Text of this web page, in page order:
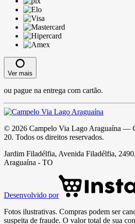
Ver mais
ou pague na entrega com cartão.
© 2026 Campelo Via Lago Araguaína —
20. Todos os direitos reservados.
Jardim Filadélfia, Avenida Filadélfia,
Araguaína - TO
Desenvolvido por
Fotos ilustrativas. Compras podem ser
suspeita de fraude. O valor total de sua